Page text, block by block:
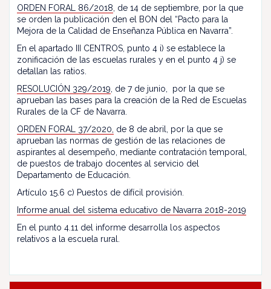
ORDEN FORAL 86/2018 , de 14 de septiembre, por la que
se orden la publicación den el BON del “Pacto para la
Mejora de la Calidad de Enseñanza Pública en Navarra”.
En el apartado III CENTROS, punto 4 i) se establece la
zonificación de las escuelas rurales y en el punto 4 j) se
detallan las ratios.
RESOLUCIÓN 329/2019 , de 7 de junio, por la que se
aprueban las bases para la creación de la Red de Escuelas
Rurales de la CF de Navarra.
ORDEN FORAL 37/2020, de 8 de abril, por la que se
aprueban las normas de gestión de las relaciones de
aspirantes al desempeño, mediante contratación temporal,
de puestos de trabajo docentes al servicio del
Departamento de Educación.
Artículo 15.6 c) Puestos de difícil provisión.
Informe anual del sistema educativo de Navarra 2018-2019
En el punto 4.11 del informe desarrolla los aspectos
relativos a la escuela rural.